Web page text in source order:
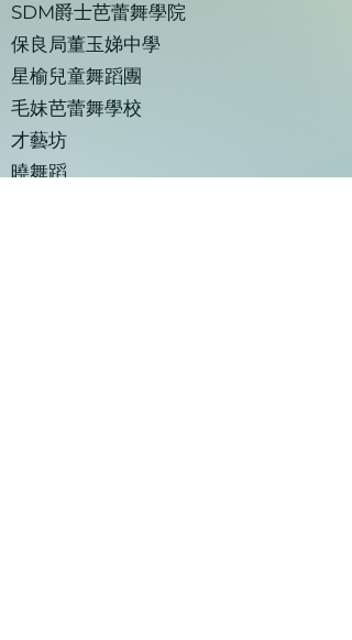
SDM爵士芭蕾舞學院
保良局董玉娣中學
星榆兒童舞蹈團
毛妹芭蕾舞學校
才藝坊
曉舞蹈